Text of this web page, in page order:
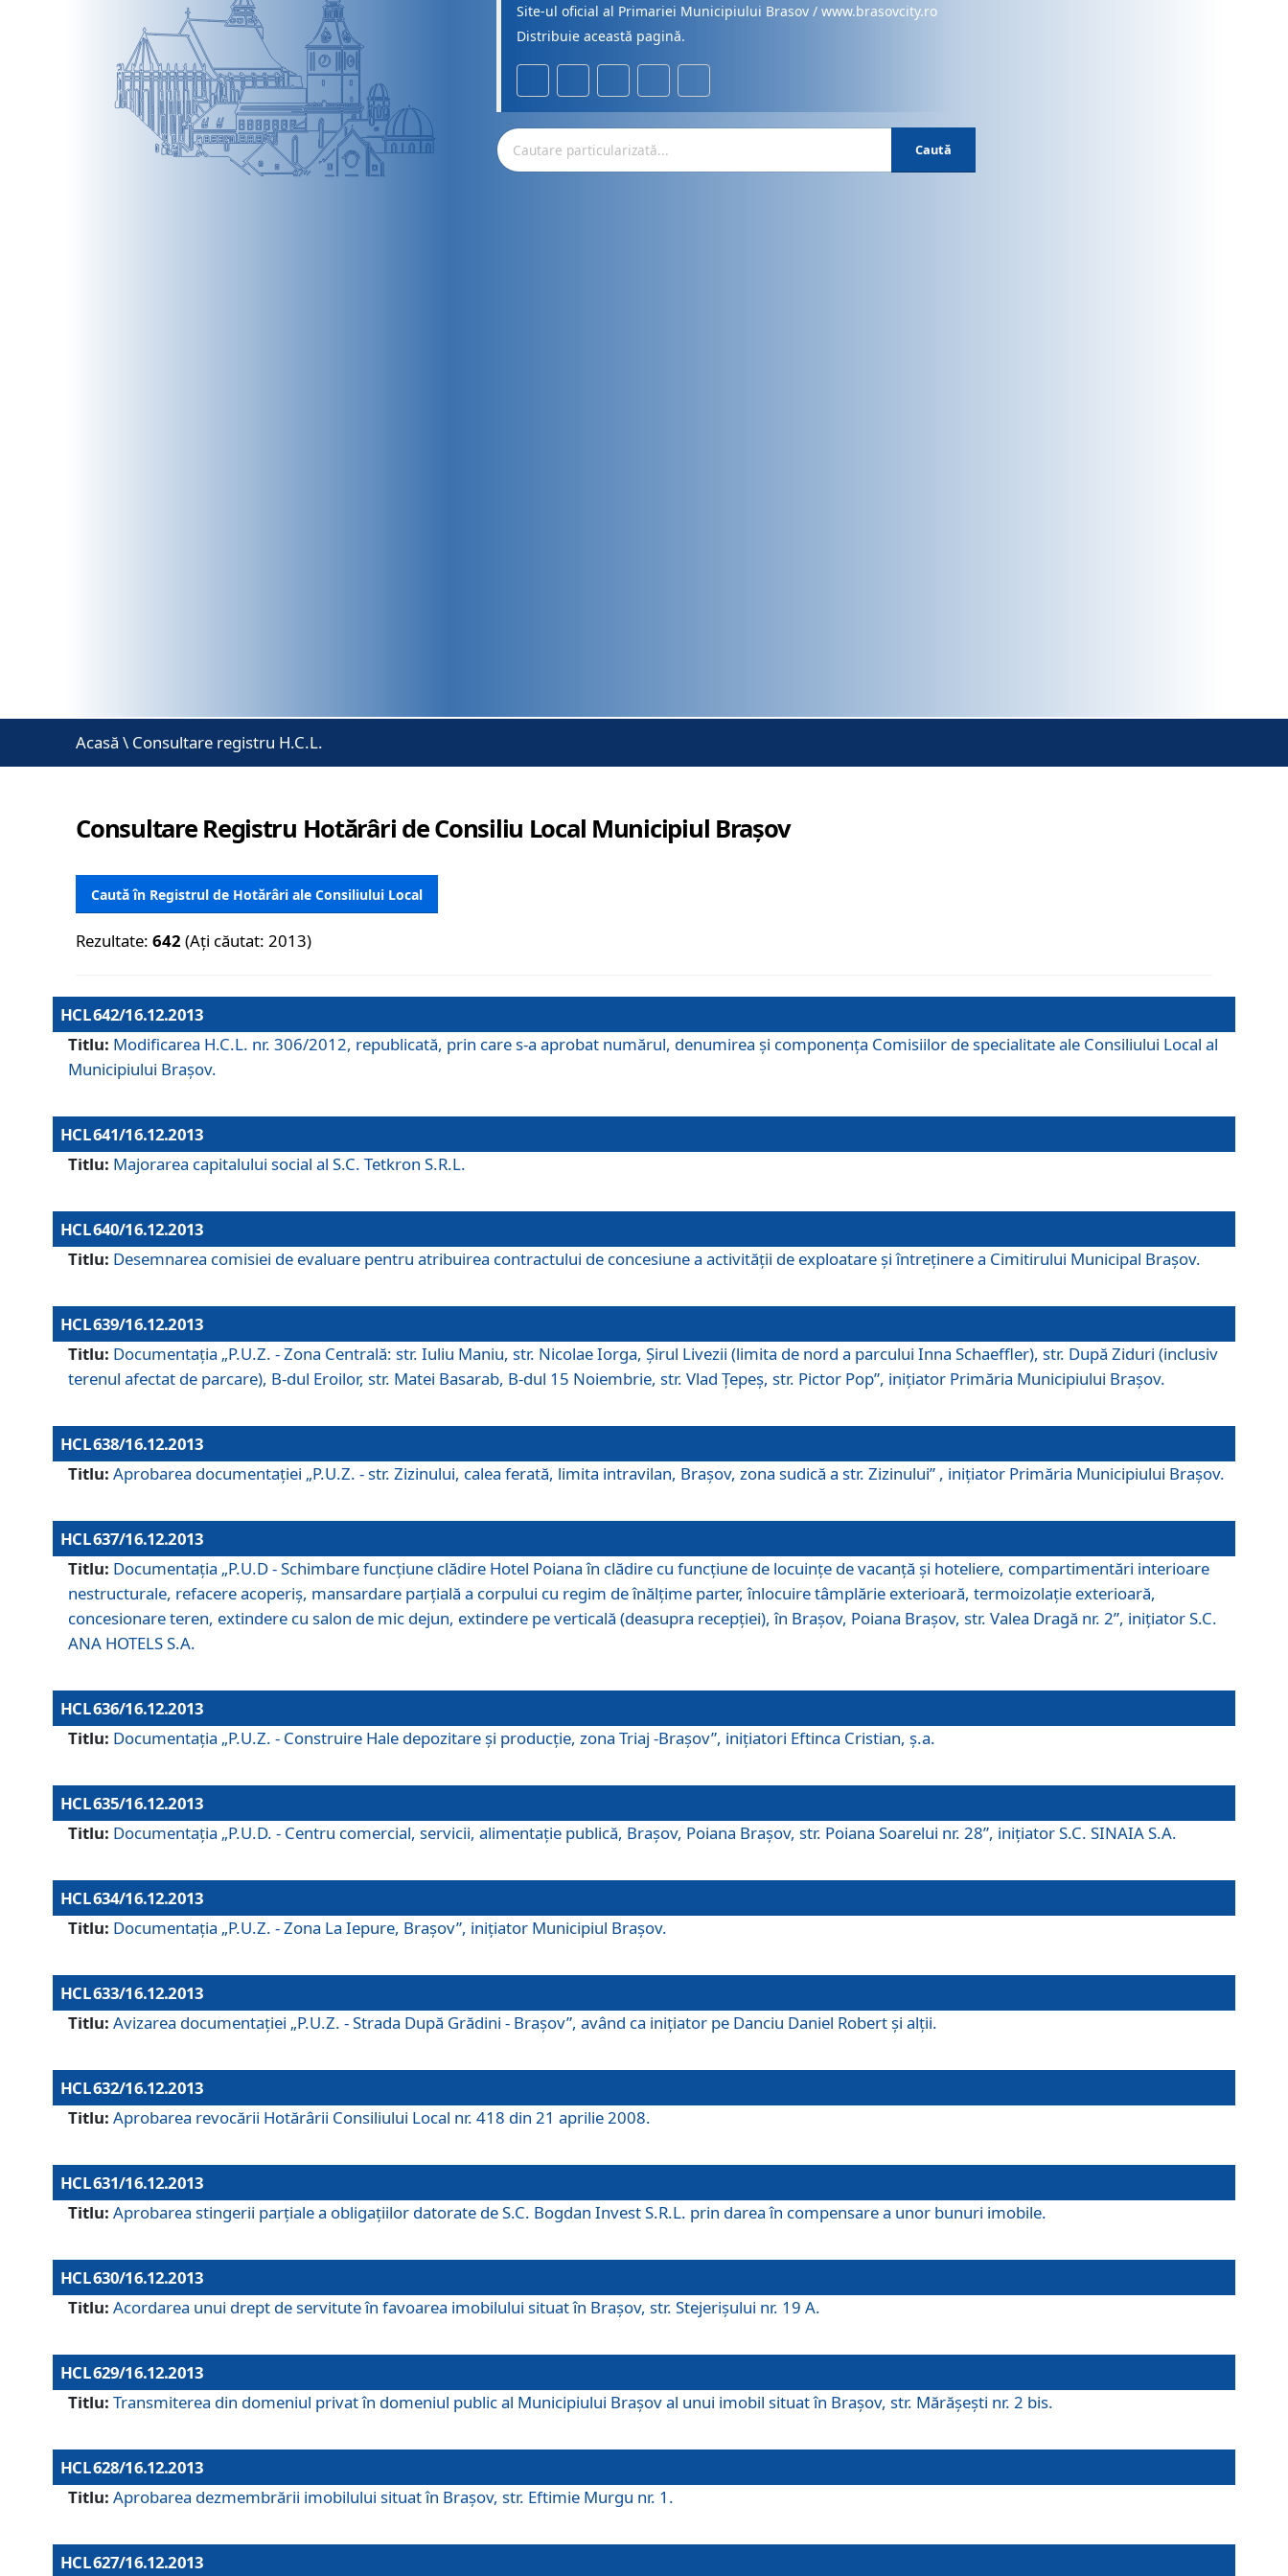
Site-ul oficial al Primariei Municipiului Brasov / www.brasovcity.ro
Distribuie această pagină.
Caută
Acasă \ Consultare registru H.C.L.
Consultare Registru Hotărâri de Consiliu Local Municipiul Brașov
Caută în Registrul de Hotărâri ale Consiliului Local
Rezultate:642 (Ați căutat: 2013)
HCL 642/16.12.2013
Titlu: Modificarea H.C.L. nr. 306/2012, republicată, prin care s-a aprobat numărul, denumirea şi componenţa Comisiilor de specialitate ale Consiliului Local al
Municipiului Braşov.
HCL 641/16.12.2013
Titlu: Majorarea capitalului social al S.C. Tetkron S.R.L.
HCL 640/16.12.2013
Titlu: Desemnarea comisiei de evaluare pentru atribuirea contractului de concesiune a activităţii de exploatare şi întreţinere a Cimitirului Municipal Braşov.
HCL 639/16.12.2013
Titlu: Documentaţia „P.U.Z. - Zona Centrală: str. Iuliu Maniu, str. Nicolae Iorga, Şirul Livezii (limita de nord a parcului Inna Schaeffler), str. După Ziduri (inclusiv
terenul afectat de parcare), B-dul Eroilor, str. Matei Basarab, B-dul 15 Noiembrie, str. Vlad Ţepeş, str. Pictor Pop”, iniţiator Primăria Municipiului Braşov.
HCL 638/16.12.2013
Titlu: Aprobarea documentaţiei „P.U.Z. - str. Zizinului, calea ferată, limita intravilan, Braşov, zona sudică a str. Zizinului” , iniţiator Primăria Municipiului Braşov.
HCL 637/16.12.2013
Titlu: Documentaţia „P.U.D - Schimbare funcţiune clădire Hotel Poiana în clădire cu funcţiune de locuinţe de vacanţă şi hoteliere, compartimentări interioare
nestructurale, refacere acoperiş, mansardare parţială a corpului cu regim de înălţime parter, înlocuire tâmplărie exterioară, termoizolaţie exterioară,
concesionare teren, extindere cu salon de mic dejun, extindere pe verticală (deasupra recepţiei), în Braşov, Poiana Braşov, str. Valea Dragă nr. 2”, iniţiator S.C.
ANA HOTELS S.A.
HCL 636/16.12.2013
Titlu: Documentaţia „P.U.Z. - Construire Hale depozitare şi producţie, zona Triaj -Braşov”, iniţiatori Eftinca Cristian, ş.a.
HCL 635/16.12.2013
Titlu: Documentaţia „P.U.D. - Centru comercial, servicii, alimentaţie publică, Braşov, Poiana Braşov, str. Poiana Soarelui nr. 28”, iniţiator S.C. SINAIA S.A.
HCL 634/16.12.2013
Titlu: Documentaţia „P.U.Z. - Zona La Iepure, Braşov”, iniţiator Municipiul Braşov.
HCL 633/16.12.2013
Titlu: Avizarea documentaţiei „P.U.Z. - Strada După Grădini - Braşov”, având ca iniţiator pe Danciu Daniel Robert şi alţii.
HCL 632/16.12.2013
Titlu: Aprobarea revocării Hotărârii Consiliului Local nr. 418 din 21 aprilie 2008.
HCL 631/16.12.2013
Titlu: Aprobarea stingerii parţiale a obligaţiilor datorate de S.C. Bogdan Invest S.R.L. prin darea în compensare a unor bunuri imobile.
HCL 630/16.12.2013
Titlu: Acordarea unui drept de servitute în favoarea imobilului situat în Braşov, str. Stejerişului nr. 19 A.
HCL 629/16.12.2013
Titlu: Transmiterea din domeniul privat în domeniul public al Municipiului Braşov al unui imobil situat în Braşov, str. Mărăşeşti nr. 2 bis.
HCL 628/16.12.2013
Titlu: Aprobarea dezmembrării imobilului situat în Braşov, str. Eftimie Murgu nr. 1.
HCL 627/16.12.2013